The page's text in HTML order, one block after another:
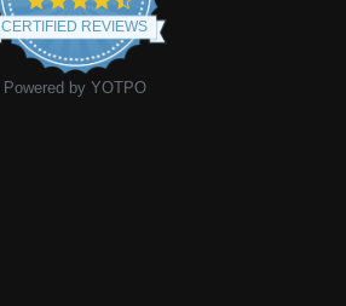
CERTIFIED REVIEWS
Powered by YOTPO